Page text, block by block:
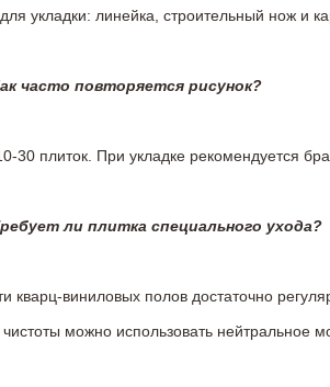
укладки: линейка, строительный нож и
часто повторяется рисунок?
30 плиток. При укладке рекомендуется
ли плитка специального ухода?
кварц-виниловых полов достаточно
можно использовать